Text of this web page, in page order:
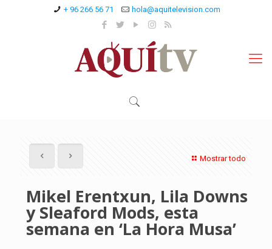
+ 96 266 56 71 hola@aquitelevision.com
Mostrar todo
Mikel Erentxun, Lila Downs
y Sleaford Mods, esta
semana en ‘La Hora Musa’